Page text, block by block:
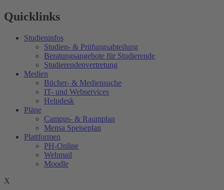
Quicklinks
Studieninfos
Studien- & Prüfungsabteilung
Beratungsangebote für Studierende
Studierendenvertretung
Medien
Bücher- & Mediensuche
IT- und Webservices
Helpdesk
Pläne
Campus- & Raumplan
Mensa Speiseplan
Plattformen
PH-Online
Webmail
Moodle
X